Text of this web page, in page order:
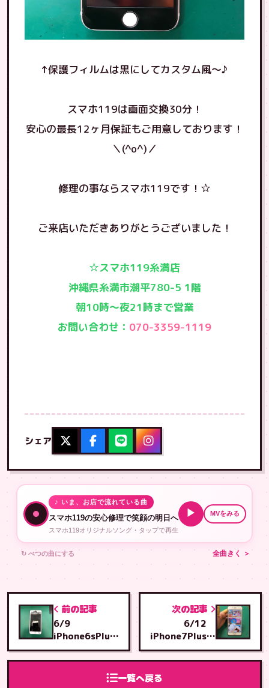
↑保護フィルムは黒にしてカスタム風〜♪
スマホ119は画面交換30分！
安心の最長12ヶ月保証もご用意しております！
＼(^o^)／
修理の事ならスマホ119です！☆
ご来店いただきありがとうございました！
☆スマホ119糸満店
沖縄県糸満市潮平780-5 1階
朝10時〜夜21時まで営業
お問い合わせ： 070-3359-1119
シェア
♪ いま、お店で流れている曲
スマホ119の安心修理で笑顔の明日へ
スマホ119オリジナルソング・タップで再生
▶ MVをみる
↻ べつの曲にする 全曲きく ＞
前の記事
6/9
iPhone6sPlus
画面交換 う
るま店へご来店
一覧へ戻る
次の記事
6/12
iPhone7Plus
画面交換 鹿児
島イオンモール